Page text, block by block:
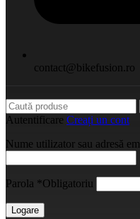
contact@bikefusion.ro
Autentificare Creați un cont
Nume utilizator sau adresă
Parola *Obligatoriu
Logare